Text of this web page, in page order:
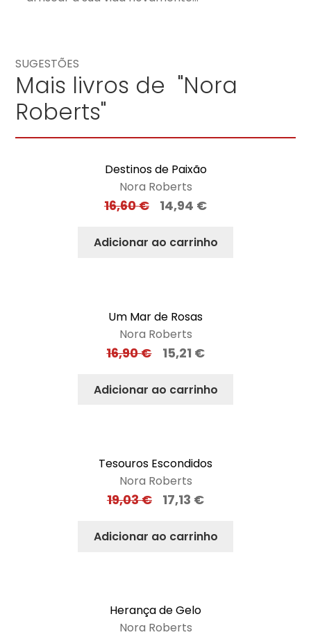
SUGESTÕES
Mais livros de "Nora
Roberts"
Destinos de Paixão
Nora Roberts
16,60€ 14,94 €
Adicionar ao carrinho
Um Mar de Rosas
Nora Roberts
16,90€ 15,21 €
Adicionar ao carrinho
Tesouros Escondidos
Nora Roberts
19,03€ 17,13 €
Adicionar ao carrinho
Herança de Gelo
Nora Roberts